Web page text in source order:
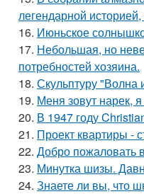
легендарной
16. Июньское
17. Небольшая, но
потребностей хозяина.
18. Скульптуру "Волна
19. Меня зовут нарек,
20. В 1947 году
21. Проект квартиры -
22. Добро пожаловать
23. Минутка шизы.
24. Знаете ли вы, что